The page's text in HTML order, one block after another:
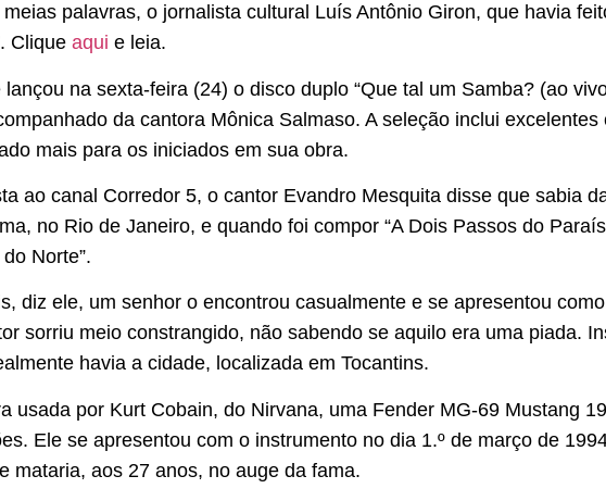
palavras, o jornalista cultural Luís Antônio Giron, que havia
Clique aqui e leia.
na sexta-feira (24) o disco duplo “Que tal um Samba? (ao
da cantora Mônica Salmaso. A seleção inclui
mais para os iniciados em sua obra.
ao canal Corredor 5, o cantor Evandro Mesquita disse que sabia
no Rio de Janeiro, e quando foi compor “A Dois Passos do
Norte”.
diz ele, um senhor o encontrou casualmente e se apresentou
sorriu meio constrangido, não sabendo se aquilo era uma piada.
havia a cidade, localizada em Tocantins.
usada por Kurt Cobain, do Nirvana, uma Fender MG-69 Mustang
Ele se apresentou com o instrumento no dia 1.º de março de
mataria, aos 27 anos, no auge da fama.